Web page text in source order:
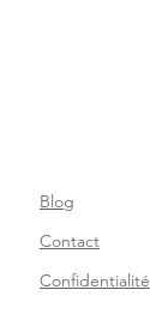
Blog
Contact
Confidentialité